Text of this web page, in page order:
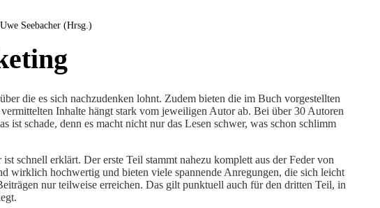
Seebacher (Hrsg.)
die es sich nachzudenken lohnt. Zudem bieten die im Buch vorgestellten
Inhalte hängt stark vom jeweiligen Autor ab. Bei über 30 Autoren
schade, denn es macht nicht nur das Lesen schwer, was schon schlimm
schnell erklärt. Der erste Teil stammt nahezu komplett aus der Feder von
wirklich hochwertig und bieten viele spannende Anregungen, die sich leicht
nur teilweise erreichen. Das gilt punktuell auch für den dritten Teil, in